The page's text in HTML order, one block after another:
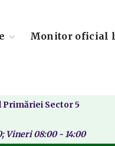
Monitor oficial
Sector 5
Vineri 08:00 - 14:00